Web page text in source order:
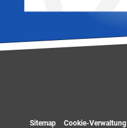
Sitemap Cookie-Verwaltung